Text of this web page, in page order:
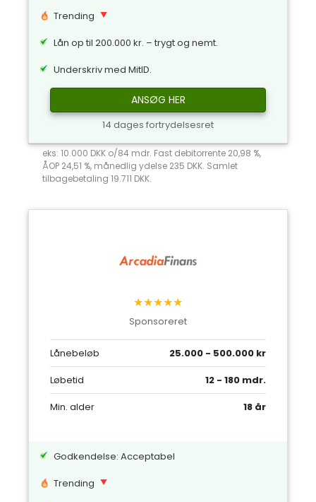
Trending
Lån op til 200.000 kr. – trygt og nemt.
Underskriv med MitID.
ANSØG HER
14 dages fortrydelsesret
eks: 10.000 DKK o/84 mdr. Fast debitorrente 20,98 %,
ÅOP 24,51 %, månedlig ydelse 235 DKK. Samlet
tilbagebetaling 19.711 DKK.
★★★★★
Sponsoreret
Lånebeløb
25.000 - 500.000 kr
Løbetid
12 - 180 mdr.
Min. alder
18 år
Godkendelse: Acceptabel
Trending